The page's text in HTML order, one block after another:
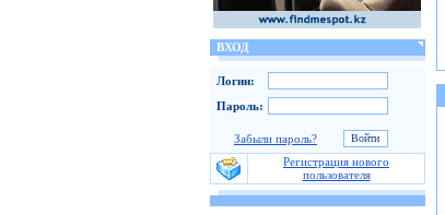
ВХОД
Логин:
Пароль:
Забыли пароль?
Регистрация нового
пользователя